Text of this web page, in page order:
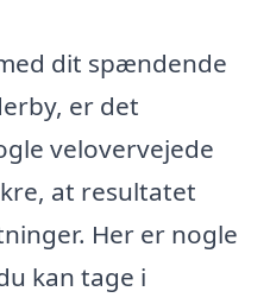
dit spændende
er det
velovervejede
at resultatet
Her er nogle
kan tage i